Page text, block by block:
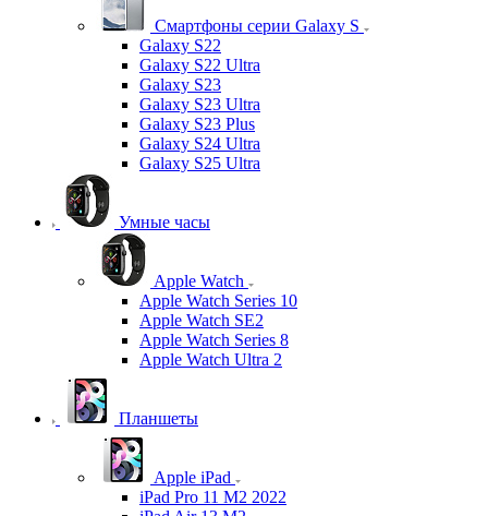
Смартфоны серии Galaxy S
Galaxy S22
Galaxy S22 Ultra
Galaxy S23
Galaxy S23 Ultra
Galaxy S23 Plus
Galaxy S24 Ultra
Galaxy S25 Ultra
Умные часы
Apple Watch
Apple Watch Series 10
Apple Watch SE2
Apple Watch Series 8
Apple Watch Ultra 2
Планшеты
Apple iPad
iPad Pro 11 M2 2022